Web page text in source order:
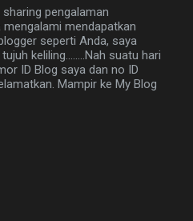
pengalaman
mengalami mendapatkan
seperti Anda, saya
keliling……..Nah suatu hari
ID Blog saya dan no ID
Mampir ke My Blog